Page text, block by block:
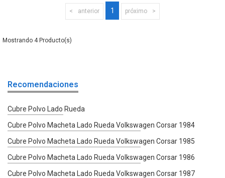
anterior 1 próximo
4
Recomendaciones
Cubre Polvo Lado Rueda
Cubre Polvo Macheta Lado Rueda Volkswagen Corsar 1984
Cubre Polvo Macheta Lado Rueda Volkswagen Corsar 1985
Cubre Polvo Macheta Lado Rueda Volkswagen Corsar 1986
Cubre Polvo Macheta Lado Rueda Volkswagen Corsar 1987